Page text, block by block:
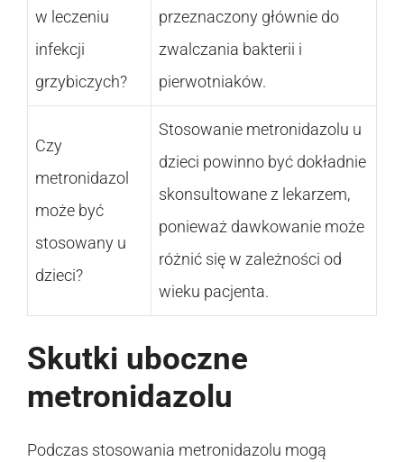
w leczeniu
infekcji
grzybiczych?
przeznaczony głównie do
zwalczania bakterii i
pierwotniaków.
Czy
metronidazol
może być
stosowany u
dzieci?
Stosowanie metronidazolu u
dzieci powinno być dokładnie
skonsultowane z lekarzem,
ponieważ dawkowanie może
różnić się w zależności od
wieku pacjenta.
Skutki uboczne
metronidazolu
Podczas stosowania metronidazolu mogą